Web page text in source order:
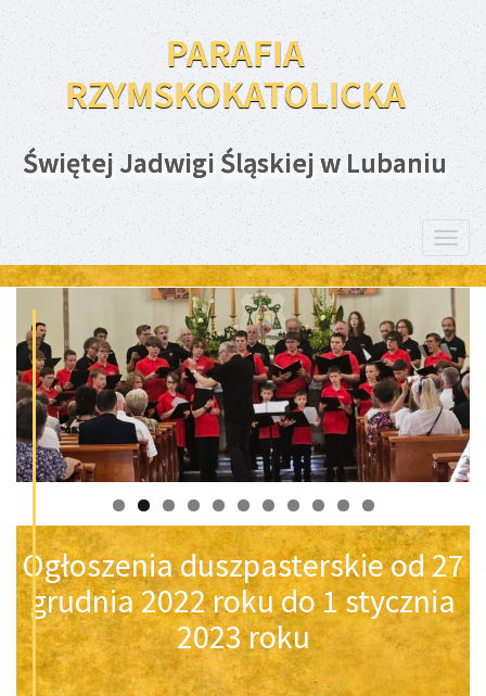
PARAFIA
RZYMSKOKATOLICKA
Świętej Jadwigi Śląskiej w Lubaniu
Ogłoszenia duszpasterskie od 27
grudnia 2022 roku do 1 stycznia
2023 roku